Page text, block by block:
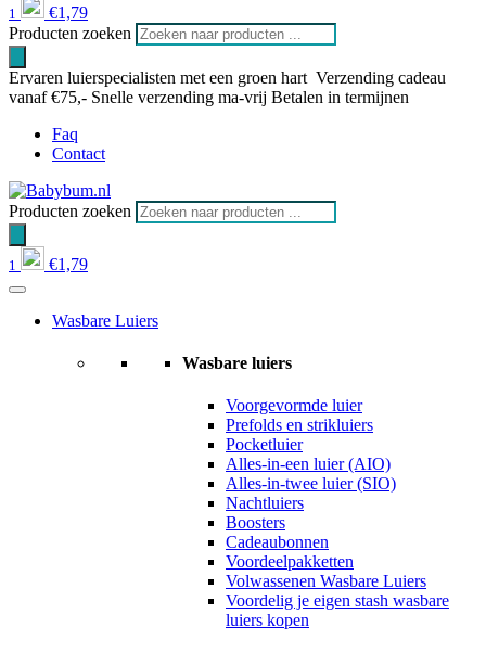
1 €1,79
Producten zoeken
Ervaren luierspecialisten met een groen hart Verzending cadeau
vanaf €75,- Snelle verzending ma-vrij Betalen in termijnen
Faq
Contact
Producten zoeken
1 €1,79
Wasbare Luiers
Wasbare luiers
Voorgevormde luier
Prefolds en strikluiers
Pocketluier
Alles-in-een luier (AIO)
Alles-in-twee luier (SIO)
Nachtluiers
Boosters
Cadeaubonnen
Voordeelpakketten
Volwassenen Wasbare Luiers
Voordelig je eigen stash wasbare
luiers kopen